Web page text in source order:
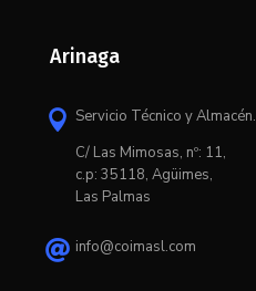
Arinaga
 Servicio Técnico y Almacén.
C/ Las Mimosas, nº: 11,
c.p: 35118, Agüimes,
Las Palmas
 info@coimasl.com